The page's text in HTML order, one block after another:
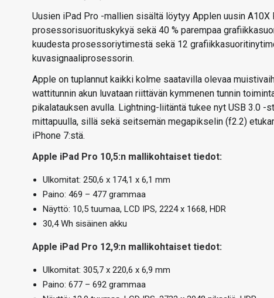
Uusien iPad Pro -mallien sisältä löytyy Applen uusin A10X
prosessorisuorituskykyä sekä 40 % parempaa
kuudesta prosessoriytimestä sekä 12
kuvasignaaliprosessorin.
Apple on tuplannut kaikki kolme saatavilla olevaa
wattitunnin akun luvataan riittävän kymmenen tunnin
pikalatauksen avulla. Lightning-liitäntä tukee nyt USB 3.0
mittapuulla, sillä sekä seitsemän megapikselin (f2.2)
iPhone 7:stä.
Apple iPad Pro 10,5:n mallikohtaiset tiedot:
Ulkomitat: 250,6 x 174,1 x 6,1 mm
Paino: 469 – 477 grammaa
Näyttö: 10,5 tuumaa, LCD IPS, 2224 x 1668, HDR
30,4 Wh sisäinen akku
Apple iPad Pro 12,9:n mallikohtaiset tiedot:
Ulkomitat: 305,7 x 220,6 x 6,9 mm
Paino: 677 – 692 grammaa